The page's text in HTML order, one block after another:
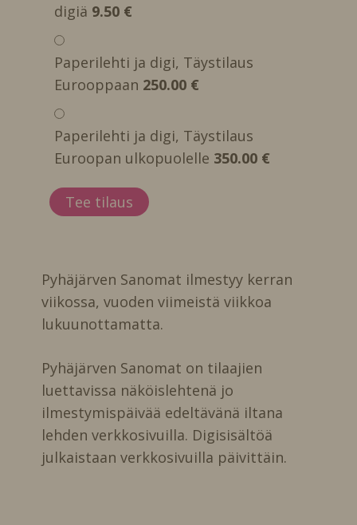
digiä 9.50 €
Paperilehti ja digi, Täystilaus
Eurooppaan 250.00 €
Paperilehti ja digi, Täystilaus
Euroopan ulkopuolelle 350.00 €
Pyhäjärven Sanomat ilmestyy kerran
viikossa, vuoden viimeistä viikkoa
lukuunottamatta.
Pyhäjärven Sanomat on tilaajien
luettavissa näköislehtenä jo
ilmestymispäivää edeltävänä iltana
lehden verkkosivuilla. Digisisältöä
julkaistaan verkkosivuilla päivittäin.